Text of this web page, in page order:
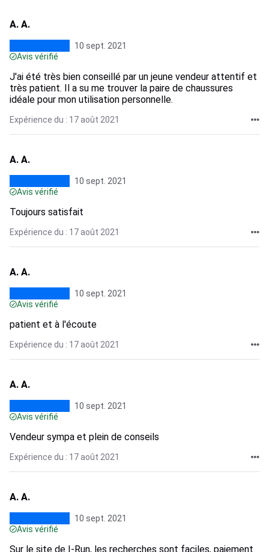
A. A.
10 sept. 2021
Avis vérifié
J'ai été très bien conseillé par un jeune vendeur attentif et
très patient. Il a su me trouver la paire de chaussures
idéale pour mon utilisation personnelle.
Expérience du : 17 août 2021
A. A.
10 sept. 2021
Avis vérifié
Toujours satisfait
Expérience du : 17 août 2021
A. A.
10 sept. 2021
Avis vérifié
patient et à l'écoute
Expérience du : 17 août 2021
A. A.
10 sept. 2021
Avis vérifié
Vendeur sympa et plein de conseils
Expérience du : 17 août 2021
A. A.
10 sept. 2021
Avis vérifié
Sur le site de I-Run, les recherches sont faciles, paiement